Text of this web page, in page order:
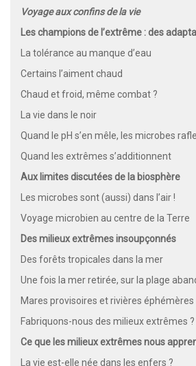
Voyage aux confins de la vie
Les champions de l’extrême : des
La tolérance au manque d’eau
Certains l’aiment chaud
Chaud et froid, même combat ?
La vie dans le noir
Quand le pH s’en mêle, les microbes
Quand les extrêmes s’additionnent
Aux limites discutées de la biosphère
Les microbes sont (aussi) dans l’air !
Voyage microbien au centre de la Terre
Des milieux extrêmes insoupçonnés
Des forêts tropicales dans la mer
Une fois la mer retirée, sur la plage
Mares provisoires et rivières éphémères
Fabriquons-nous des milieux extrêmes ?
Ce que les milieux extrêmes nous
La vie est-elle née dans les enfers ?